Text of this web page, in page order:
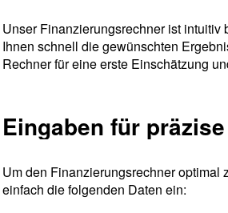
Unser Finanzierungsrechner ist intuitiv
Ihnen schnell die gewünschten
Rechner für eine erste Einschätzung
Eingaben für
Um den Finanzierungsrechner optimal
einfach die folgenden Daten ein: